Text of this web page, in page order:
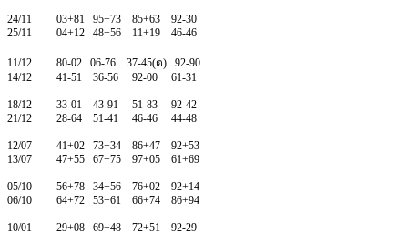
24/11 03+81 95+73 85+63 92-30
25/11 04+12 48+56 11+19 46-46
11/12 80-02 06-76 37-45(ต) 92-90
14/12 41-51 36-56 92-00 61-31
18/12 33-01 43-91 51-83 92-42
21/12 28-64 51-41 46-46 44-48
12/07 41+02 73+34 86+47 92+53
13/07 47+55 67+75 97+05 61+69
05/10 56+78 34+56 76+02 92+14
06/10 64+72 53+61 66+74 86+94
10/01 29+08 69+48 72+51 92-29